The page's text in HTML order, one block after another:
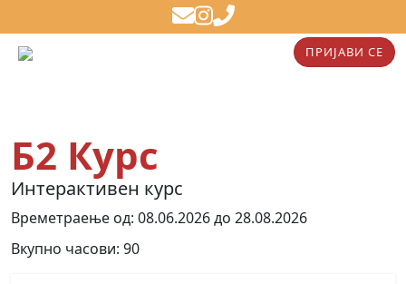
ПРИЈАВИ СЕ
Б2 Курс
Интерактивен курс
Времетраење од: 08.06.2026 до 28.08.2026
Вкупно часови: 90